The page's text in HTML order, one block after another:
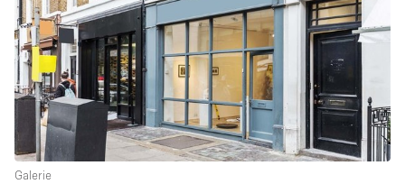
Galerie